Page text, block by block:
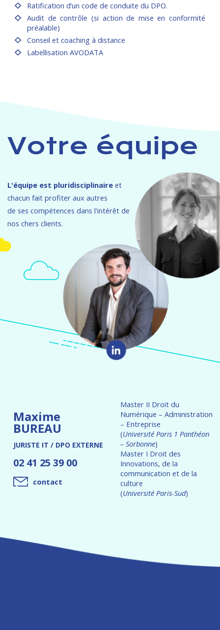
Ratification d’un code de conduite du DPO.
Audit de contrôle (si action de mise en conformité
préalable)
Conseil et coaching à distance
Labellisation AVODATA
Votre équipe
L'équipe est pluridisciplinaire et
chacun fait profiter aux autres
de ses compétences dans l'intérêt de
nos chers clients.
Maxime
BUREAU
JURISTE IT / DPO EXTERNE
02 41 25 39 00
contact
Master II Droit du
Numérique – Administration
– Entreprise
(Université Paris 1 Panthéon
– Sorbonne)
Master I Droit des
Innovations, de la
communication et de la
culture
(Université Paris-Sud)